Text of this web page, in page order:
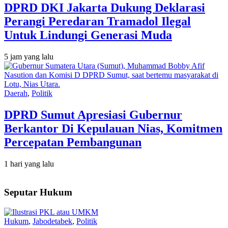
DPRD DKI Jakarta Dukung Deklarasi
Perangi Peredaran Tramadol Ilegal
Untuk Lindungi Generasi Muda
5 jam yang lalu
Daerah, Politik
DPRD Sumut Apresiasi Gubernur
Berkantor Di Kepulauan Nias, Komitmen
Percepatan Pembangunan
1 hari yang lalu
Seputar Hukum
Hukum, Jabodetabek, Politik